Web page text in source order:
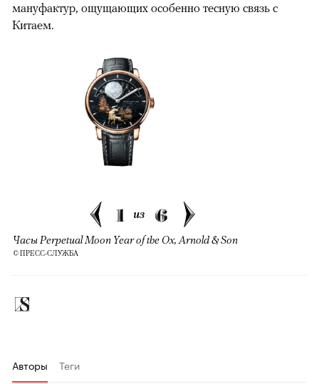
мануфактур, ощущающих особенно тесную связь с
Китаем.
1 из 6
Часы Perpetual Moon Year of the Ox, Arnold & Son
© ПРЕСС-СЛУЖБА
Авторы Теги